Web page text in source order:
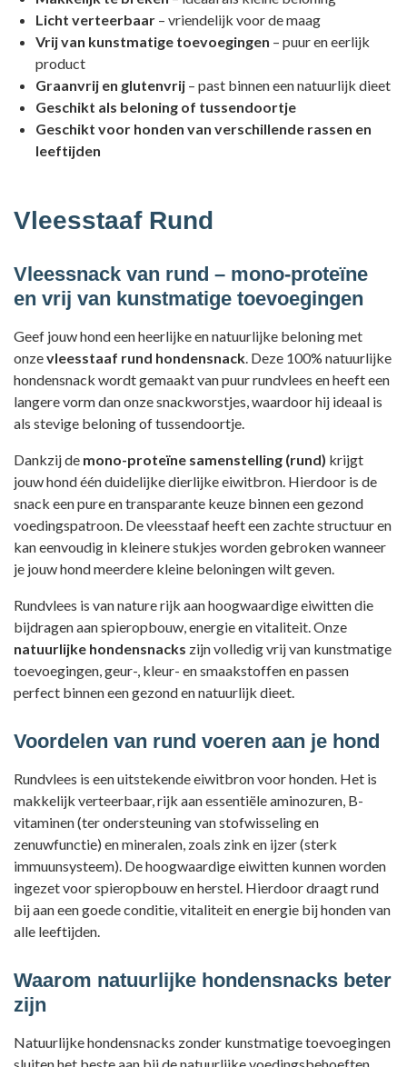
Licht verteerbaar – vriendelijk voor de maag
Vrij van kunstmatige toevoegingen – puur en eerlijk
product
Graanvrij en glutenvrij – past binnen een natuurlijk dieet
Geschikt als beloning of tussendoortje
Geschikt voor honden van verschillende rassen en
leeftijden
Vleesstaaf Rund
Vleessnack van rund – mono-proteïne
en vrij van kunstmatige toevoegingen
Geef jouw hond een heerlijke en natuurlijke beloning met
onzevleesstaaf rund hondensnack. Deze 100% natuurlijke
hondensnack wordt gemaakt van puur rundvlees en heeft een
langere vorm dan onze snackworstjes, waardoor hij ideaal is
als stevige beloning of tussendoortje.
Dankzij de mono-proteïne samenstelling (rund) krijgt
jouw hond één duidelijke dierlijke eiwitbron. Hierdoor is de
snack een pure en transparante keuze binnen een gezond
voedingspatroon. De vleesstaaf heeft een zachte structuur en
kan eenvoudig in kleinere stukjes worden gebroken wanneer
je jouw hond meerdere kleine beloningen wilt geven.
Rundvlees is van nature rijk aan hoogwaardige eiwitten die
bijdragen aan spieropbouw, energie en vitaliteit. Onze
natuurlijke hondensnacks zijn volledig vrij van kunstmatige
toevoegingen, geur-, kleur- en smaakstoffen en passen
perfect binnen een gezond en natuurlijk dieet.
Voordelen van rund voeren aan je hond
Rundvlees is een uitstekende eiwitbron voor honden. Het is
makkelijk verteerbaar, rijk aan essentiële aminozuren, B-
vitaminen (ter ondersteuning van stofwisseling en
zenuwfunctie) en mineralen, zoals zink en ijzer (sterk
immuunsysteem). Dehoogwaardige eiwitten kunnen worden
ingezet voor spieropbouw en herstel. Hierdoor draagt rund
bij aan een goede conditie, vitaliteit en energie bij honden van
alle leeftijden.
Waarom natuurlijke hondensnacks beter
zijn
Natuurlijke hondensnacks zonder kunstmatige toevoegingen